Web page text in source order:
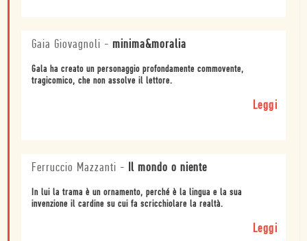
Gaia Giovagnoli - minima&moralia
Gala ha creato un personaggio profondamente commovente,
tragicomico, che non assolve il lettore.
Leggi
Ferruccio Mazzanti - Il mondo o niente
In lui la trama è un ornamento, perché è la lingua e la sua
invenzione il cardine su cui fa scricchiolare la realtà.
Leggi